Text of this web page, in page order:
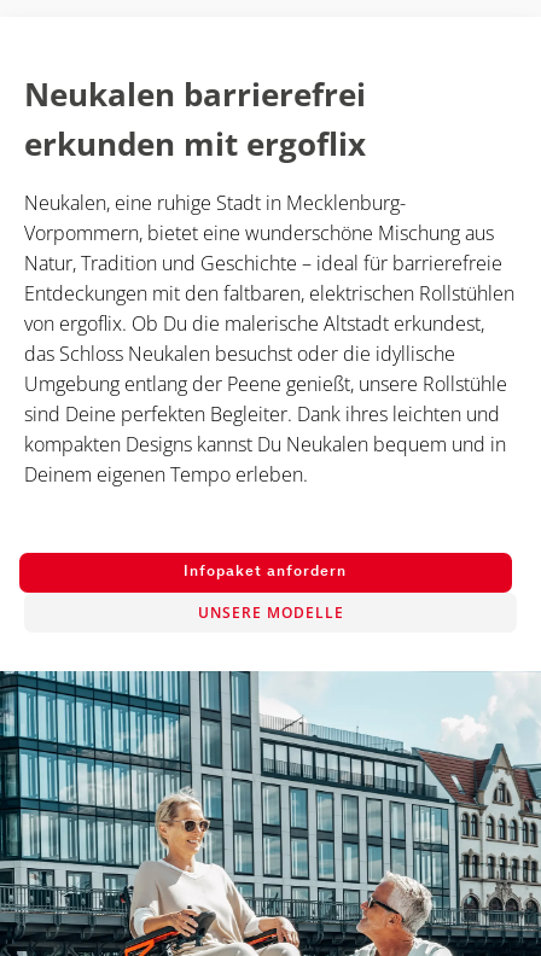
Neukalen barrierefrei
erkunden mit ergoflix
Neukalen, eine ruhige Stadt in Mecklenburg-
Vorpommern, bietet eine wunderschöne Mischung aus
Natur, Tradition und Geschichte – ideal für barrierefreie
Entdeckungen mit den faltbaren, elektrischen Rollstühlen
von ergoflix. Ob Du die malerische Altstadt erkundest,
das Schloss Neukalen besuchst oder die idyllische
Umgebung entlang der Peene genießt, unsere Rollstühle
sind Deine perfekten Begleiter. Dank ihres leichten und
kompakten Designs kannst Du Neukalen bequem und in
Deinem eigenen Tempo erleben.
Infopaket anfordern
UNSERE MODELLE